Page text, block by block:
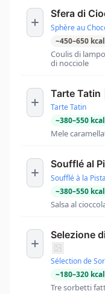
Sfera di
Sphère au
~450–650 kcal
Coulis di
di nocciole
Tarte Tatin
Tarte Tatin
~380–550 kcal
Mele
Soufflé al
Soufflé à la
~380–550 kcal
Salsa al
Selezione
Sélection de
~180–320 kcal
Tre sorbetti